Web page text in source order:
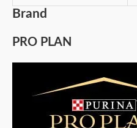
Brand
PRO PLAN